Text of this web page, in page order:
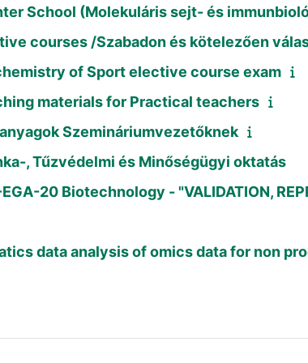
School (Molekuláris sejt- és
courses /Szabadon és kötelezően
of Sport elective course exam
materials for Practical teachers
Szemináriumvezetőknek
, Tűzvédelmi és Minőségügyi oktatás
20 Biotechnology - "VALIDATION,
data analysis of omics data for non